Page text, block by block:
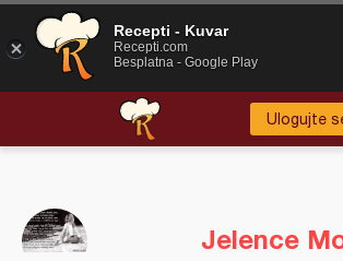
Ulogujte
Jelence
Recepti - Kuvar
Recepti.com
Besplatna - Google Play